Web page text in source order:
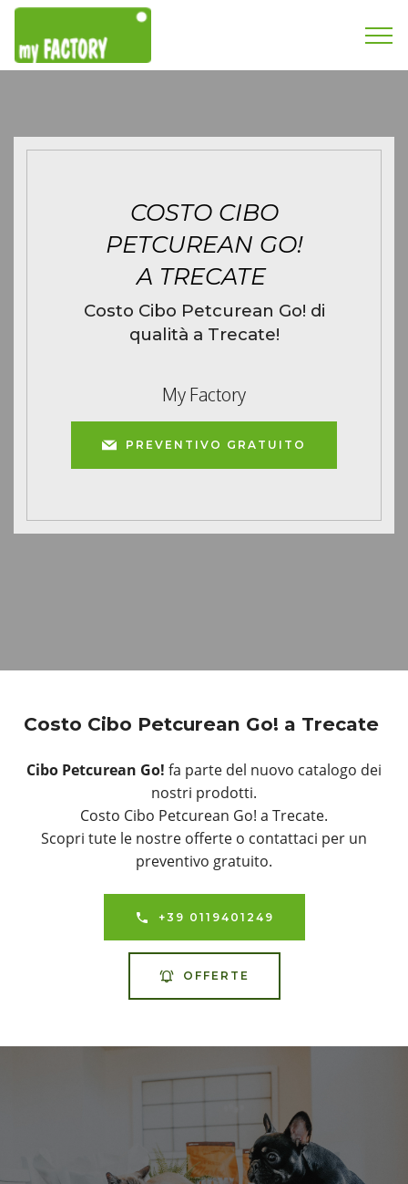
COSTO CIBO
PETCUREAN GO!
A TRECATE
Costo Cibo Petcurean Go! di
qualità a Trecate!
My Factory
PREVENTIVO GRATUITO
Costo Cibo Petcurean Go! a Trecate
Cibo Petcurean Go! fa parte del nuovo catalogo dei
nostri prodotti.
Costo Cibo Petcurean Go! a Trecate.
Scopri tute le nostre offerte o contattaci per un
preventivo gratuito.
+39 0119401249
OFFERTE